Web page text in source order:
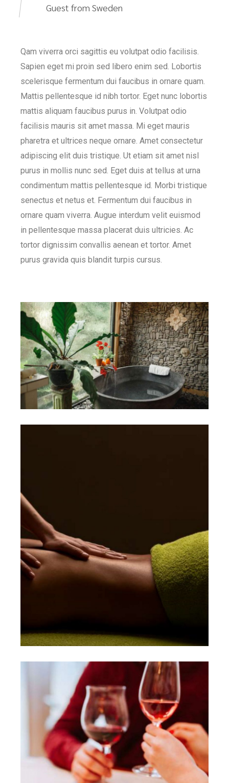
Guest from Sweden
Qam viverra orci sagittis eu volutpat odio facilisis.
Sapien eget mi proin sed libero enim sed. Lobortis
scelerisque fermentum dui faucibus in ornare quam.
Mattis pellentesque id nibh tortor. Eget nunc lobortis
mattis aliquam faucibus purus in. Volutpat odio
facilisis mauris sit amet massa. Mi eget mauris
pharetra et ultrices neque ornare. Amet consectetur
adipiscing elit duis tristique. Ut etiam sit amet nisl
purus in mollis nunc sed. Eget duis at tellus at urna
condimentum mattis pellentesque id. Morbi tristique
senectus et netus et. Fermentum dui faucibus in
ornare quam viverra. Augue interdum velit euismod
in pellentesque massa placerat duis ultricies. Ac
tortor dignissim convallis aenean et tortor. Amet
purus gravida quis blandit turpis cursus.